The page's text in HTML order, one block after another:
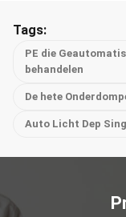
Tags:
PE die
behandelen
De hete
Auto Licht Dep